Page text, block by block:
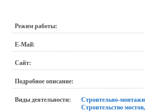
Режим работы:
E-Mail:
Сайт:
Подробное описание:
Виды деятельности:
Строительно-
Строительство